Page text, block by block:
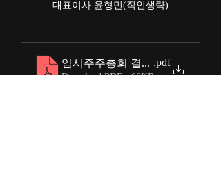
대표이사 윤형민(직인생략)
임시주주총회 결과 공고
.pdf
Download PDF • 66KB